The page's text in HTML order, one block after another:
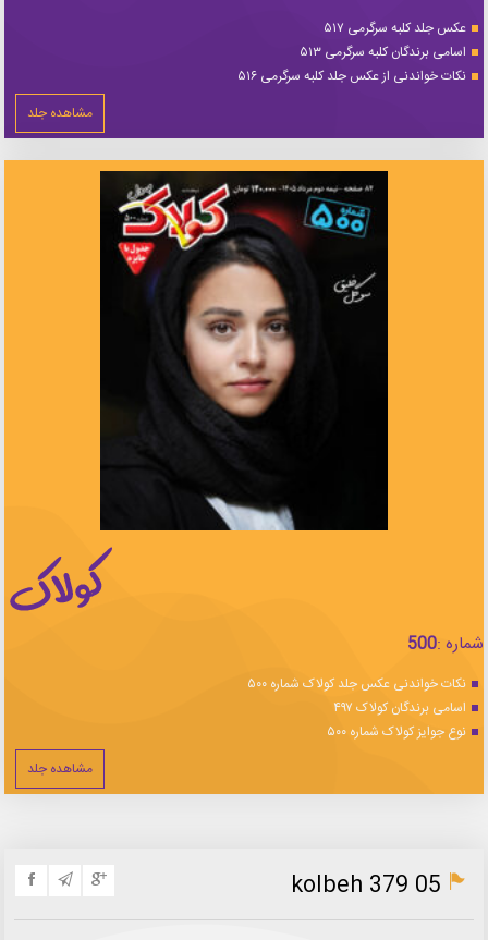
عکس جلد کلبه سرگرمی ۵۱۷
اسامی برندگان کلبه سرگرمی ۵۱۳
نکات خواندنی از عکس جلد کلبه سرگرمی ۵۱۶
مشاهده جلد
شماره :500
نکات خواندنی عکس جلد کولاک شماره ۵۰۰
اسامی برندگان کولاک ۴۹۷
نوع جوایز کولاک شماره ۵۰۰
مشاهده جلد
kolbeh 379 05